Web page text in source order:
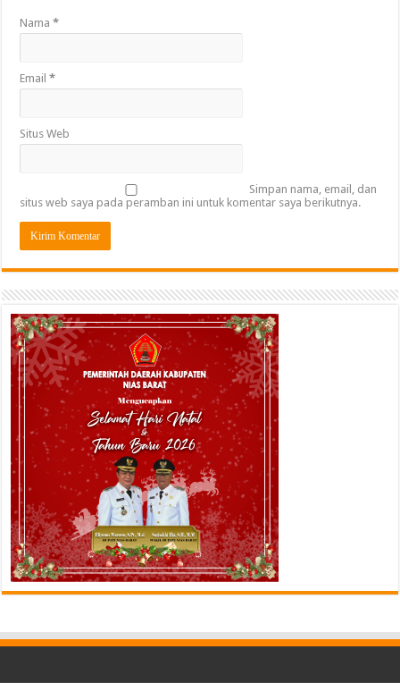
Nama*
Email*
Situs Web
Simpan nama, email, dan
situs web saya pada peramban ini untuk komentar saya berikutnya.